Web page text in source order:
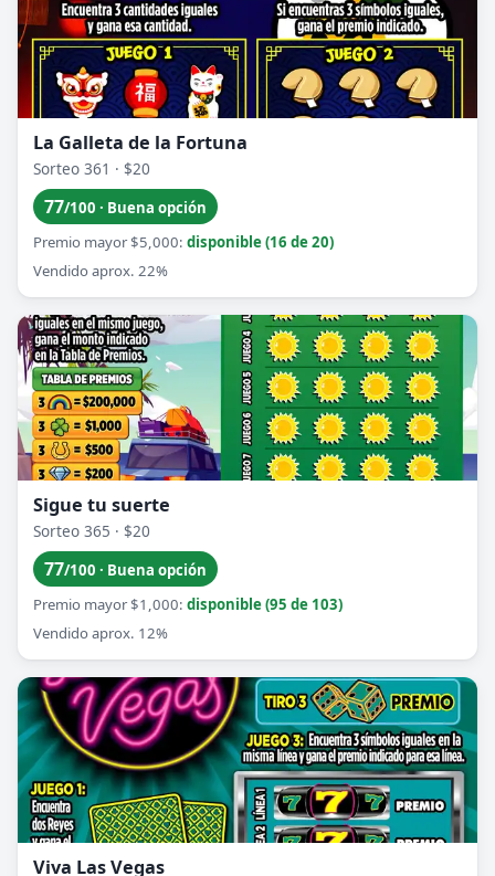
La Galleta de la Fortuna
Sorteo 361 · $20
77/100 · Buena opción
Premio mayor $5,000: disponible (16 de 20)
Vendido aprox. 22%
Sigue tu suerte
Sorteo 365 · $20
77/100 · Buena opción
Premio mayor $1,000: disponible (95 de 103)
Vendido aprox. 12%
Viva Las Vegas